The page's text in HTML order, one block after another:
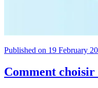
Published on 19 February
Comment choisir